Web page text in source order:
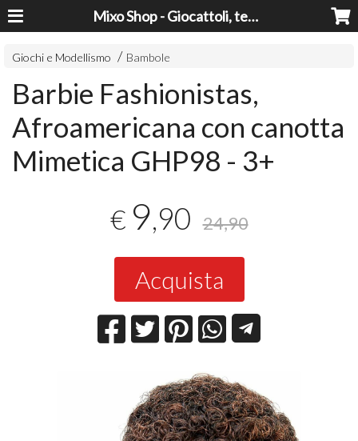
Mixo Shop - Giocattoli, tecnologia, casa e giardino a prezzi super!
Giochi e Modellismo Bambole
Barbie Fashionistas,
Afroamericana con canotta
Mimetica GHP98 - 3+
€ 9,90 24,90
Acquista